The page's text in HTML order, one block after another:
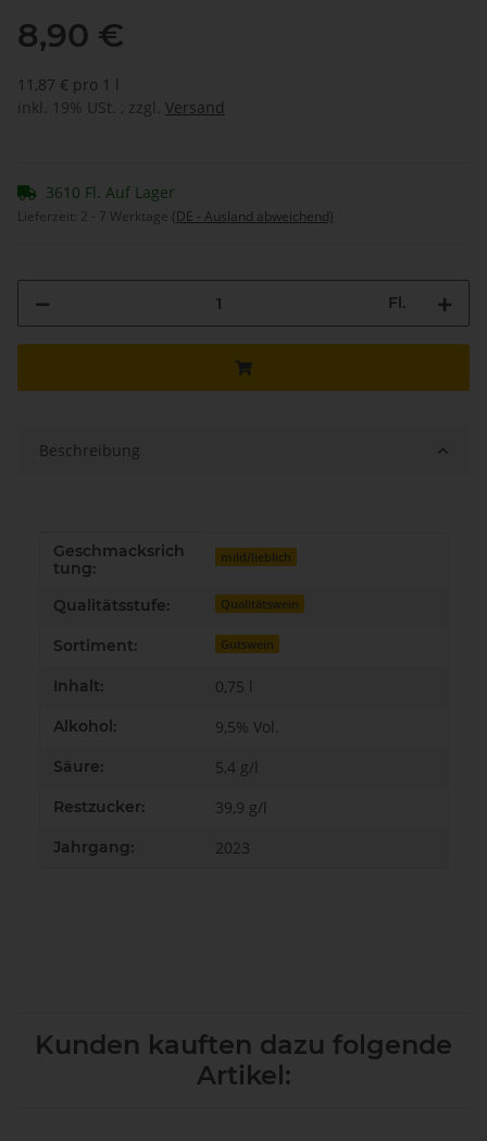
8,90 €
11,87 € pro 1 l
inkl. 19% USt. , zzgl. Versand
3610 Fl. Auf Lager
Lieferzeit: 2 - 7 Werktage (DE - Ausland abweichend)
Fl.
Beschreibung
Produkteigenschaft
Wert
Geschmacksrich
tung:
mild/lieblich
Qualitätsstufe: Qualitätswein
Sortiment: Gutswein
Inhalt: 0,75 l
Alkohol: 9,5% Vol.
Säure: 5,4 g/l
Restzucker: 39,9 g/l
Jahrgang: 2023
Kunden kauften dazu folgende
Artikel: